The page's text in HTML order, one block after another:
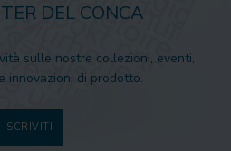
DEL CONCA
sulle nostre collezioni, eventi,
innovazioni di prodotto.
ISCRIVITI